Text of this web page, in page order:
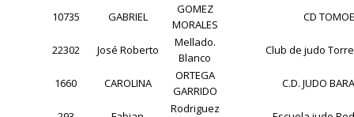
10735 GABRIEL
GOMEZ
MORALES
CD TOMOE
22302 José Roberto
Mellado.
Blanco
Club de judo
1660 CAROLINA
ORTEGA
GARRIDO
C.D. JUDO
Rodriguez